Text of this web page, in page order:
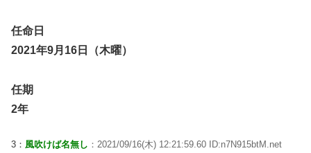
任命日
2021年9月16日（木曜）
任期
2年
3： 風吹けば名無し ：2021/09/16(木) 12:21:59.60 ID:n7N915btM.net